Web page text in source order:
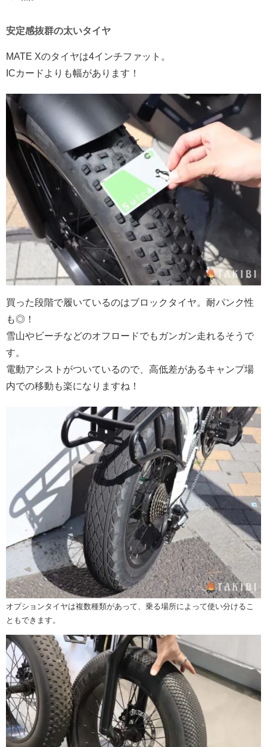
安定感抜群の太いタイヤ
MATE Xのタイヤは4インチファット。
ICカードよりも幅があります！
買った段階で履いているのはブロックタイヤ。耐パンク性
も◎！
雪山やビーチなどのオフロードでもガンガン走れるそうで
す。
電動アシストがついているので、高低差があるキャンプ場
内での移動も楽になりますね！
オプションタイヤは複数種類があって、乗る場所によって使い分けるこ
ともできます。